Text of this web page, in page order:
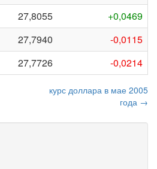
27,8055
+0,0469
27,7940
-0,0115
27,7726 -0,0214
курс доллара в мае 2005
года →